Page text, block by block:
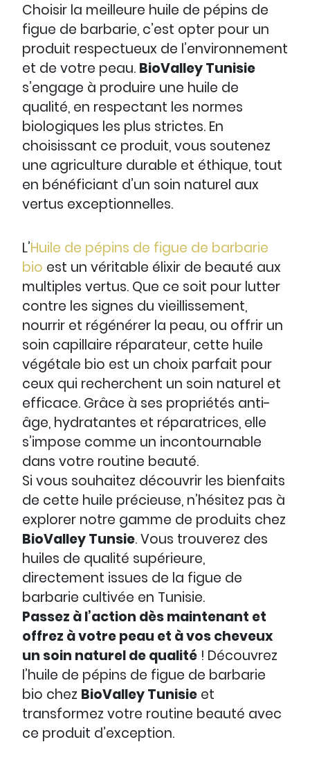
Choisir la meilleure huile de pépins de
figue de barbarie, c’est opter pour un
produit respectueux de l’environnement
et de votre peau. BioValley Tunisie
s’engage à produire une huile de
qualité, en respectant les normes
biologiques les plus strictes. En
choisissant ce produit, vous soutenez
une agriculture durable et éthique, tout
en bénéficiant d’un soin naturel aux
vertus exceptionnelles.
L’Huile de pépins de figue de barbarie
bio est un véritable élixir de beauté aux
multiples vertus. Que ce soit pour lutter
contre les signes du vieillissement,
nourrir et régénérer la peau, ou offrir un
soin capillaire réparateur, cette huile
végétale bio est un choix parfait pour
ceux qui recherchent un soin naturel et
efficace. Grâce à ses propriétés anti-
âge, hydratantes et réparatrices, elle
s’impose comme un incontournable
dans votre routine beauté.
Si vous souhaitez découvrir les bienfaits
de cette huile précieuse, n’hésitez pas à
explorer notre gamme de produits chez
BioValley Tunsie. Vous trouverez des
huiles de qualité supérieure,
directement issues de la figue de
barbarie cultivée en Tunisie.
Passez à l’action dès maintenant et
offrez à votre peau et à vos cheveux
un soin naturel de qualité ! Découvrez
l’huile de pépins de figue de barbarie
bio chez BioValley Tunisie et
transformez votre routine beauté avec
ce produit d’exception.